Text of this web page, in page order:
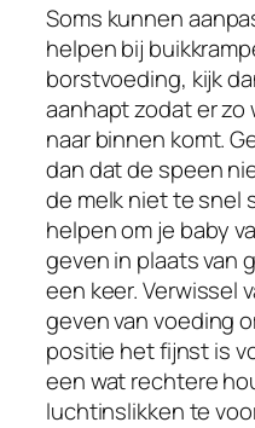
Soms kunnen
helpen bij
borstvoeding, kijk
aanhapt zodat er
naar binnen komt.
dan dat de speen
de melk niet te snel
helpen om je baby
geven in plaats van
een keer. Verwissel
geven van voeding
positie het fijnst is
een wat rechtere
luchtinslikken te